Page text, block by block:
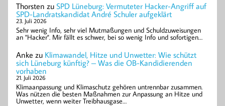
Thorsten zu SPD Lüneburg: Vermuteter Hacker-Angriff auf
SPD-Landratskandidat André Schuler aufgeklärt
23. Juli 2026
Sehr wenig Info, sehr viel Mutmaßungen und Schuldzuweisungen
an "Hacker". Mir fällt es schwer, bei so wenig Info und sofortigen…
Anke zu Klimawandel, Hitze und Unwetter: Wie schützt
sich Lüneburg künftig? – Was die OB-Kandidierenden
vorhaben
21. Juli 2026
Klimaanpassung und Klimaschutz gehören untrennbar zusammen.
Was nützen die besten Maßnahmen zur Anpassung an Hitze und
Unwetter, wenn weiter Treibhausgase…